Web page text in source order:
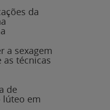
da
sexagem
técnicas
em